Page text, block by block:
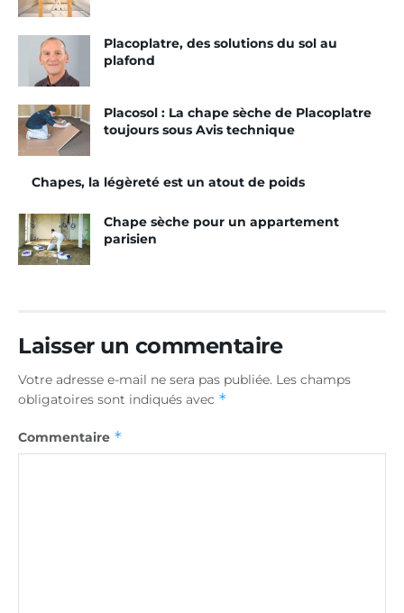
Placoplatre, des solutions du sol au
plafond
Placosol : La chape sèche de Placoplatre
toujours sous Avis technique
Chapes, la légèreté est un atout de poids
Chape sèche pour un appartement
parisien
Laisser un commentaire
Votre adresse e-mail ne sera pas publiée. Les champs
obligatoires sont indiqués avec *
Commentaire *